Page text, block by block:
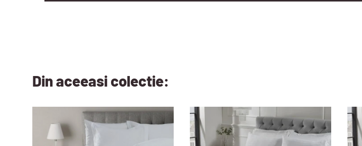
Din aceeasi colectie: